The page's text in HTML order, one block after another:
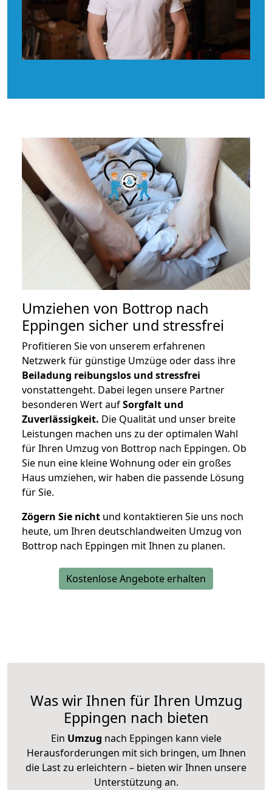
Umziehen von Bottrop nach
Eppingen sicher und stressfrei
Profitieren Sie von unserem erfahrenen
Netzwerk für günstige Umzüge oder dass ihre
Beiladung reibungslos und stressfrei
vonstattengeht. Dabei legen unsere Partner
besonderen Wert aufSorgfalt und
Zuverlässigkeit. Die Qualität und unser breite
Leistungen machen uns zu der optimalen Wahl
für Ihren Umzug von Bottrop nach Eppingen. Ob
Sie nun eine kleine Wohnung oder ein großes
Haus umziehen, wir haben die passende Lösung
für Sie.
Zögern Sie nicht und kontaktieren Sie uns noch
heute, um Ihren deutschlandweiten Umzug von
Bottrop nach Eppingen mit Ihnen zu planen.
Kostenlose Angebote erhalten
Was wir Ihnen für Ihren Umzug
Eppingen nach bieten
Ein Umzug nach Eppingen kann viele
Herausforderungen mit sich bringen, um Ihnen
die Last zu erleichtern – bieten wir Ihnen unsere
Unterstützung an.